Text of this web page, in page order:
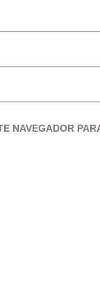
NAVEGADOR